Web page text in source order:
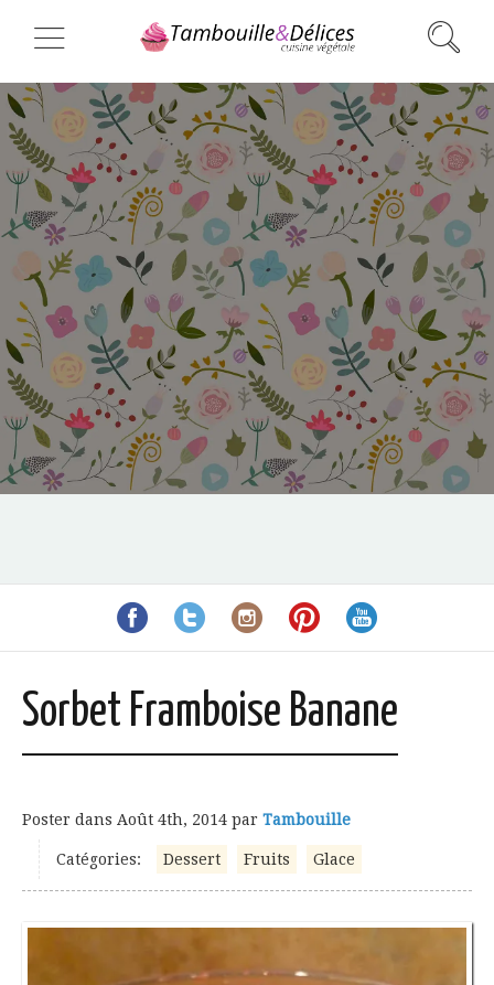
Sorbet Framboise Banane
Poster dans Août 4th, 2014 par Tambouille
Catégories: Dessert Fruits Glace